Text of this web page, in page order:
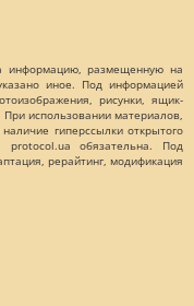
информацию, размещенную на
иное. Под информацией
рисунки, ящик-
использовании материалов,
гиперссылки открытого
protocol.ua обязательна. Под
рерайтинг, модификация